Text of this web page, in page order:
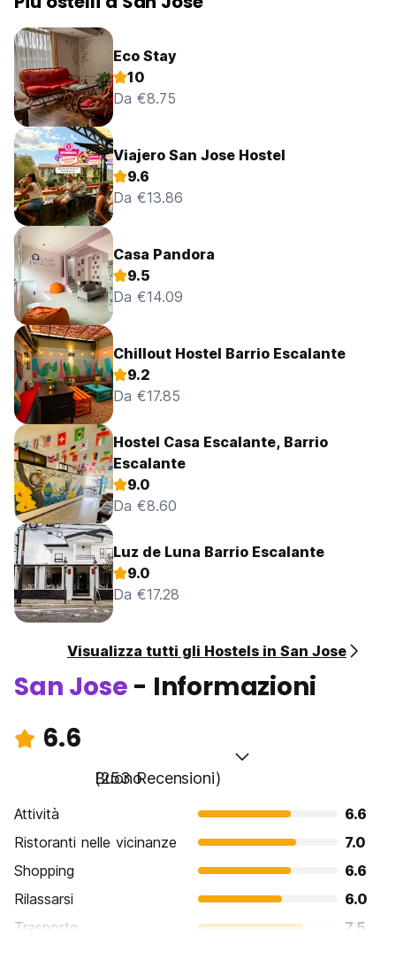
Eco Stay
10
Da €8.75
Viajero San Jose Hostel
9.6
Da €13.86
Casa Pandora
9.5
Da €14.09
Chillout Hostel Barrio Escalante
9.2
Da €17.85
Hostel Casa Escalante, Barrio
Escalante
9.0
Da €8.60
Luz de Luna Barrio Escalante
9.0
Da €17.28
Visualizza tutti gli Hostels in San Jose
San Jose - Informazioni
6.6
Buono
(253 Recensioni)
Attività
6.6
Ristoranti nelle vicinanze
7.0
Shopping
6.6
Rilassarsi
6.0
Trasporto
7.5